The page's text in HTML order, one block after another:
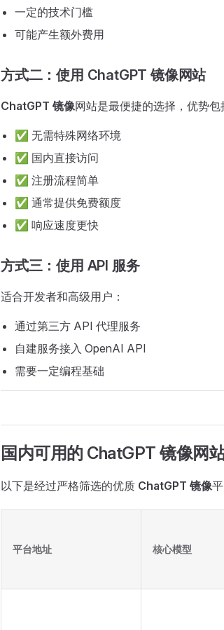
一定的技术门槛
可能产生额外费用
方式二：使用 ChatGPT 镜像网站
ChatGPT 镜像网站是最便捷的选择，优势包
✅ 无需特殊网络环境
✅ 国内直接访问
✅ 注册流程简单
✅ 通常提供免费额度
✅ 响应速度更快
方式三：使用 API 服务
适合开发者和高级用户：
通过第三方 API 代理服务
自建服务接入 OpenAI API
需要一定编程基础
国内可用的 ChatGPT 镜像网
以下是经过严格筛选的优质 ChatGPT 镜像
平台地址 核心模型